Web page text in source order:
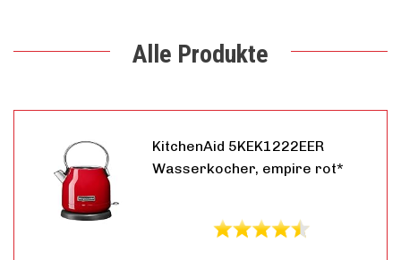
Alle Produkte
KitchenAid 5KEK1222EER
Wasserkocher, empire rot*